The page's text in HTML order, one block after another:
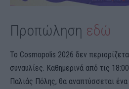
Προπώληση εδώ
Το Cosmopolis 2026 δεν
συναυλίες. Καθημερινά από τις
Παλιάς Πόλης, θα αναπτύσσεται